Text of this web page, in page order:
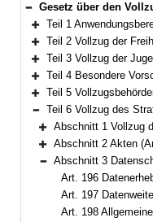
Bereich reduzieren
Gesetz über den Vollzug der Freiheitsstrafe und der Jugendstrafe
Bereich erweitern
Teil 1
Bereich erweitern
Teil 2 Vollzug der
Bereich erweitern
Teil 3 Vollzug der
Bereich erweitern
Teil 4 Besondere Vorschriften bei
Bereich erweitern
Teil 5
Bereich reduzieren
Teil 6 Vollzug des Strafarrests,
Bereich erweitern
Abschnitt 1 Vollzug des
Bereich erweitern
Abschnitt 2 Akten
Bereich reduzieren
Abschnitt 3
Art. 196
Art. 197
Art. 198